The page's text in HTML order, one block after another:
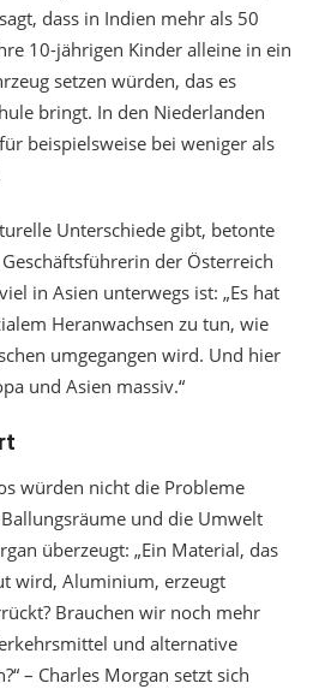
dass in Indien mehr als 50
10-jährigen Kinder alleine in ein
setzen würden, das es
bringt. In den Niederlanden
beispielsweise bei weniger als
Unterschiede gibt, betonte
Geschäftsführerin der Österreich
in Asien unterwegs ist: „Es hat
Heranwachsen zu tun, wie
umgegangen wird. Und hier
und Asien massiv.“
würden nicht die Probleme
und die Umwelt
überzeugt: „Ein Material, das
wird, Aluminium, erzeugt
Brauchen wir noch mehr
und alternative
– Charles Morgan setzt sich